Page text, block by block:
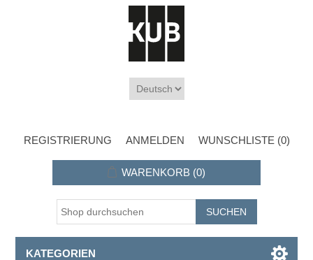
REGISTRIERUNG ANMELDEN WUNSCHLISTE (0)
WARENKORB (0)
KATEGORIEN